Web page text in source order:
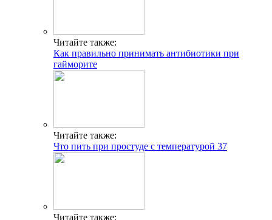
Читайте также:
Как правильно принимать антибиотики при
гайморите
Читайте также:
Что пить при простуде с температурой 37
Читайте также: